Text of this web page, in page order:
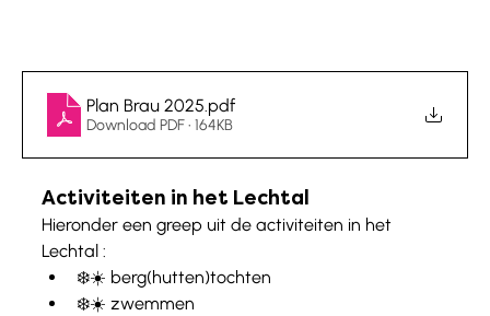
Plan Brau 2025 .pdf
Download PDF • 164KB
Activiteiten in het Lechtal
Hieronder een greep uit de activiteiten in het
Lechtal :
❄️☀️ berg(hutten)tochten
❄️☀️ zwemmen